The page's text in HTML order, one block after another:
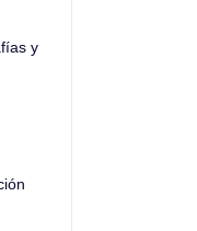
y